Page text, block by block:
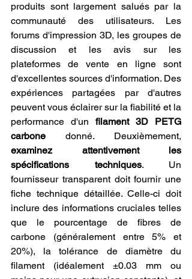
produits sont largement salués par la
communauté des utilisateurs. Les
forums d'impression 3D, les groupes de
discussion et les avis sur les
plateformes de vente en ligne sont
d'excellentes sources d'information. Des
expériences partagées par d'autres
peuvent vous éclairer sur la fiabilité et la
performance d'un filament 3D PETG
carbone
examinez attentivement les
spécifications techniques. Un
fournisseur transparent doit fournir une
fiche technique détaillée. Celle-ci doit
inclure des informations cruciales telles
que le pourcentage de fibres de
carbone (généralement entre 5% et
20%), la tolérance de diamètre du
filament (idéalement ±0.03 mm ou